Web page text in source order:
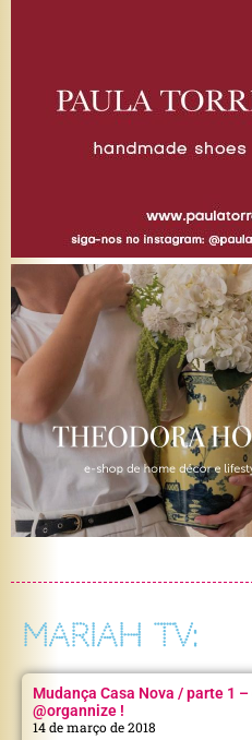
MARIAH TV:
Mudança Casa Nova / parte 1
@organnize !
14 de março de 2018